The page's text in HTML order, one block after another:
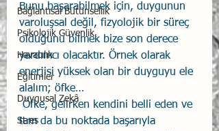
Bağlantısal Bütünsellik
Psikolojik Güvenlik
Havacılık
Eğitimler
Duygusal Zekâ
Stres
Bunu başarabilmek için, duygunun
varoluşsal değil, fizyolojik bir süreç
olduğunu bilmek bize son derece
yardımcı olacaktır. Örnek olarak
enerjisi yüksek olan bir duyguyu ele
alalım; öfke…
Öfke, gelirken kendini belli eden ve
tam da bu noktada başarıyla